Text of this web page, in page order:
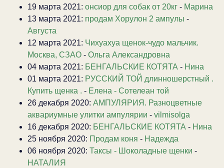
19 марта 2021: онсиор для собак от 20кг - Марина
13 марта 2021: продам Хорулон 2 ампулы -
Августа
12 марта 2021: Чихуахуа щенок-чудо мальчик.
Москва, СЗАО - Ольга Александровна
04 марта 2021: БЕНГАЛЬСКИЕ КОТЯТА - Нина
01 марта 2021: РУССКИЙ ТОЙ длинношерстный .
Купить щенка . - Елена - Сотелеан той
26 декабря 2020: АМПУЛЯРИЯ. Разноцветные
аквариумные улитки ампулярии - vilmisolga
16 декабря 2020: БЕНГАЛЬСКИЕ КОТЯТА - Нина
25 ноября 2020: Продам коня - Надежда
06 ноября 2020: Таксы - Шоколадные щенки -
НАТАЛИЯ